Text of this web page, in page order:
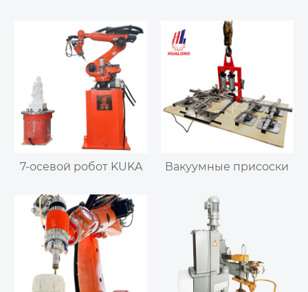
7-осевой робот KUKA Вакуумные присоски